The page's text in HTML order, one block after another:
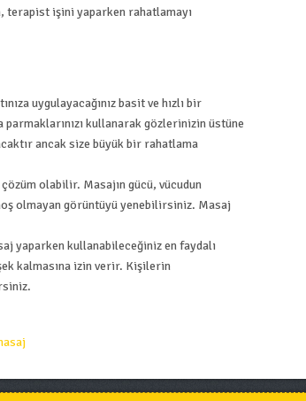
terapist işini yaparken rahatlamayı
uygulayacağınız basit ve hızlı bir
kullanarak gözlerinizin üstüne
ancak size büyük bir rahatlama
olabilir. Masajın gücü, vücudun
olmayan görüntüyü yenebilirsiniz. Masaj
yaparken kullanabileceğiniz en faydalı
kalmasına izin verir. Kişilerin